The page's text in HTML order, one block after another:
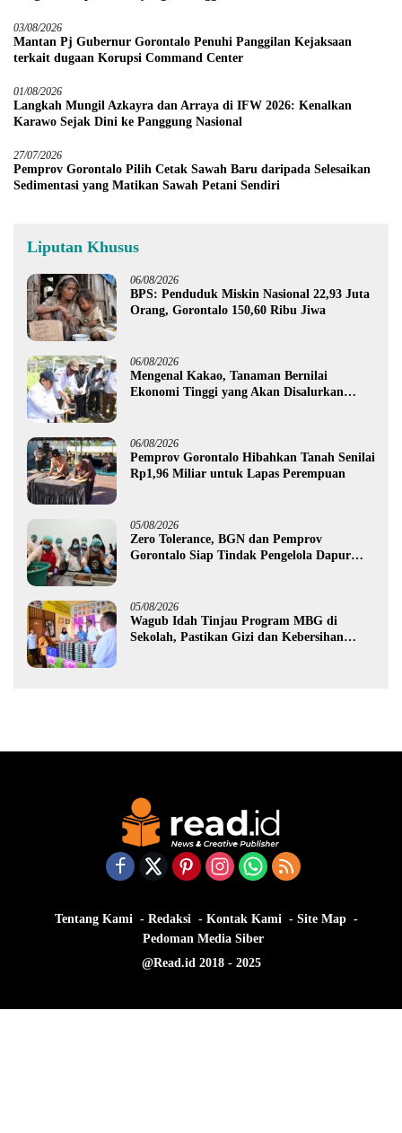
03/08/2026
Mantan Pj Gubernur Gorontalo Penuhi Panggilan Kejaksaan
terkait dugaan Korupsi Command Center
01/08/2026
Langkah Mungil Azkayra dan Arraya di IFW 2026: Kenalkan
Karawo Sejak Dini ke Panggung Nasional
27/07/2026
Pemprov Gorontalo Pilih Cetak Sawah Baru daripada Selesaikan
Sedimentasi yang Matikan Sawah Petani Sendiri
Liputan Khusus
06/08/2026
BPS: Penduduk Miskin Nasional 22,93 Juta
Orang, Gorontalo 150,60 Ribu Jiwa
06/08/2026
Mengenal Kakao, Tanaman Bernilai
Ekonomi Tinggi yang Akan Disalurkan
06/08/2026
Pemprov Gorontalo Hibahkan Tanah Senilai
Rp1,96 Miliar untuk Lapas Perempuan
05/08/2026
Zero Tolerance, BGN dan Pemprov
Gorontalo Siap Tindak Pengelola Dapur
05/08/2026
Wagub Idah Tinjau Program MBG di
Sekolah, Pastikan Gizi dan Kebersihan
Tentang Kami Redaksi Kontak Kami
Site Map
Pedoman Media Siber
@Read.id 2018 - 2025